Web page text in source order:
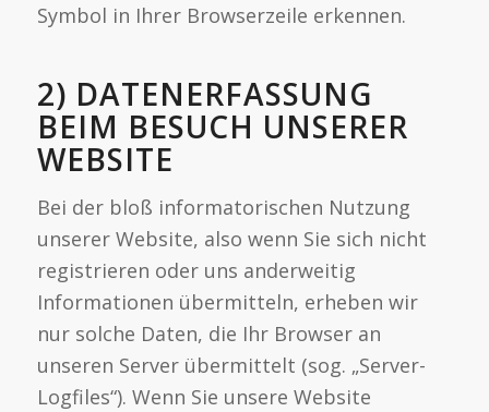
Symbol in Ihrer Browserzeile erkennen.
2) DATENERFASSUNG
BEIM BESUCH UNSERER
WEBSITE
Bei der bloß informatorischen Nutzung
unserer Website, also wenn Sie sich nicht
registrieren oder uns anderweitig
Informationen übermitteln, erheben wir
nur solche Daten, die Ihr Browser an
unseren Server übermittelt (sog. „Server-
Logfiles“). Wenn Sie unsere Website